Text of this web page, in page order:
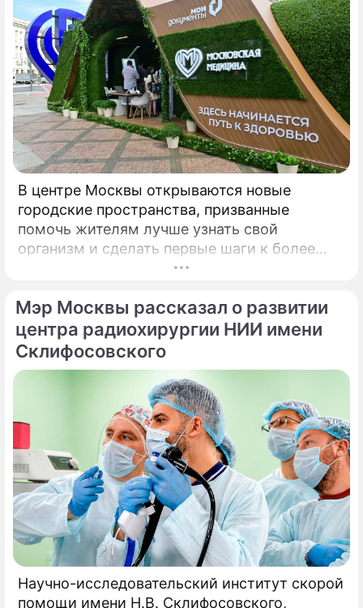
В центре Москвы открываются новые
городские пространства, призванные
помочь жителям лучше узнать свой
организм и сделать первые шаги к более
осознанному отношению к здоровью. Речь
начинают работу на столичных бульварах в
рамках масштабного городского проекта
«Лето в Москве».
Мэр Москвы рассказал о развитии
центра радиохирургии НИИ имени
Склифосовского
Научно-исследовательский институт скорой
помощи имени Н.В. Склифосовского,